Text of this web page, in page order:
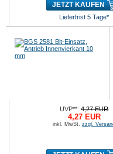
JETZT KAUFEN
Lieferfrist 5 Tage*
UVP**:4,27 EUR
4,27 EUR
inkl. MwSt.zzgl.